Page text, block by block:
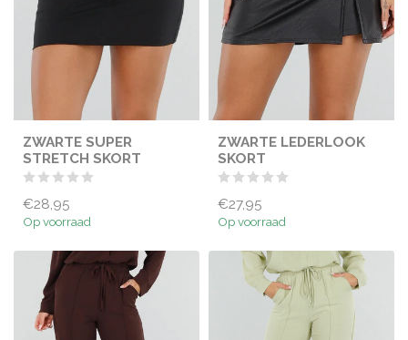
ZWARTE SUPER
STRETCH SKORT
€28,95
Op voorraad
ZWARTE LEDERLOOK
SKORT
€27,95
Op voorraad